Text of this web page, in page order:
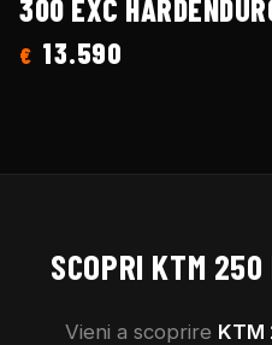
300 EXC
€ 13.590
SCOPRI KTM 250
Vieni a scoprire KTM